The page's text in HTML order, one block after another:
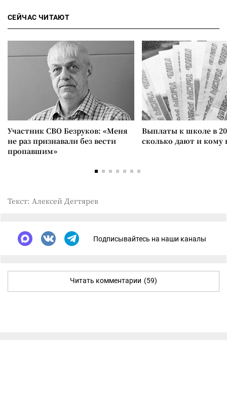
СЕЙЧАС ЧИТАЮТ
Участник СВО Безруков: «Меня
не раз признавали без вести
пропавшим»
Выплаты к школе в
сколько дают и
Текст: Алексей Дегтярев
Подписывайтесь на наши каналы
Читать комментарии (59)